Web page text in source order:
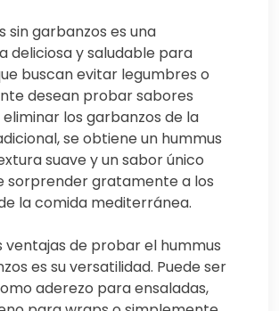
sin garbanzos es una
deliciosa y saludable para
buscan evitar legumbres o
desean probar sabores
eliminar los garbanzos de la
se obtiene un hummus
suave y un sabor único
sorprender gratamente a los
la comida mediterránea.
ventajas de probar el hummus
es su versatilidad. Puede ser
aderezo para ensaladas,